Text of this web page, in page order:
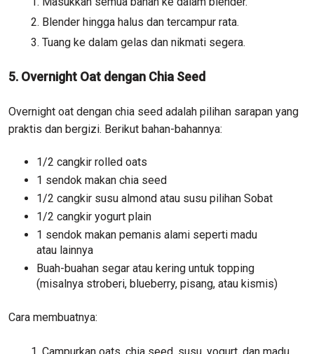
Blender hingga halus dan tercampur rata.
Tuang ke dalam gelas dan nikmati segera.
5. Overnight Oat dengan Chia Seed
Overnight oat dengan chia seed adalah pilihan sarapan yang
praktis dan bergizi. Berikut bahan-bahannya:
1/2 cangkir rolled oats
1 sendok makan chia seed
1/2 cangkir susu almond atau susu pilihan Sobat
1/2 cangkir yogurt plain
1 sendok makan pemanis alami seperti madu
atau lainnya
Buah-buahan segar atau kering untuk topping
(misalnya stroberi, blueberry, pisang, atau kismis)
Cara membuatnya: